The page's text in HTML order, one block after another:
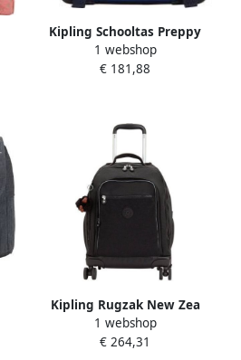
Kipling Schooltas Preppy
Worker Blue Rs
1 webshop
€ 181,88
Kipling Rugzak New Zea
True Black
1 webshop
€ 264,31